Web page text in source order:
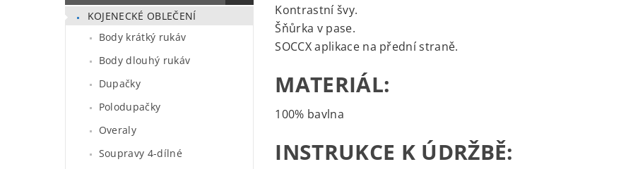
KOJENECKÉ OBLEČENÍ
Body krátký rukáv
Body dlouhý rukáv
Dupačky
Polodupačky
Overaly
Soupravy 4-dílné
Kontrastní švy.
Šňůrka v pase.
SOCCX aplikace na přední straně.
MATERIÁL:
100% bavlna
INSTRUKCE K ÚDRŽBĚ: